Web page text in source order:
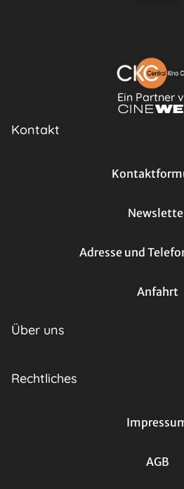
Ein Partner
Kontakt
Adresse und
Anfahrt
Über uns
Rechtliches
AGB